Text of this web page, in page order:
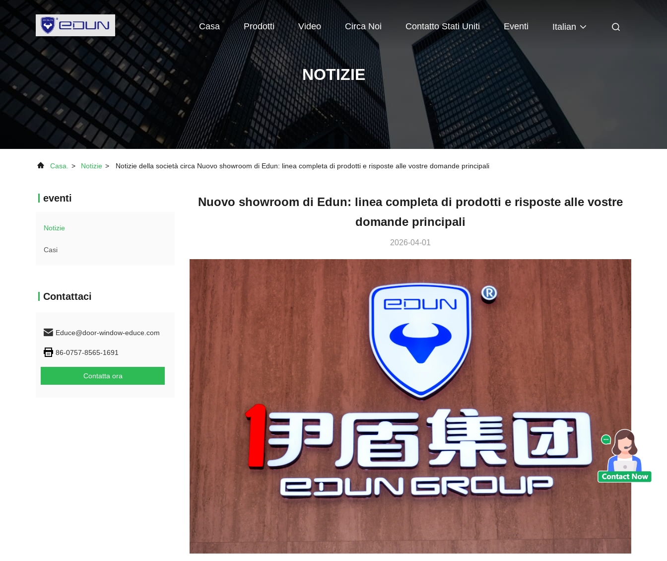
Casa Prodotti Video Circa Noi Contatto Stati Uniti Eventi Italian
NOTIZIE
Casa. > Notizie > Notizie della società circa Nuovo showroom di Edun: linea completa di prodotti e risposte alle vostre domande principali
eventi
Notizie
Casi
Contattaci
Educe@door-window-educe.com
86-0757-8565-1691
Contatta ora
Nuovo showroom di Edun: linea completa di prodotti e risposte alle vostre
domande principali
2026-04-01